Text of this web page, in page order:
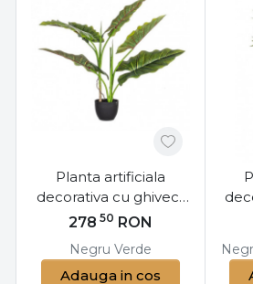
Planta artificiala
decorativa cu ghiveci,
78 cm, Dieffenbachia
278 50 RON
Negru Verde
Adauga in cos